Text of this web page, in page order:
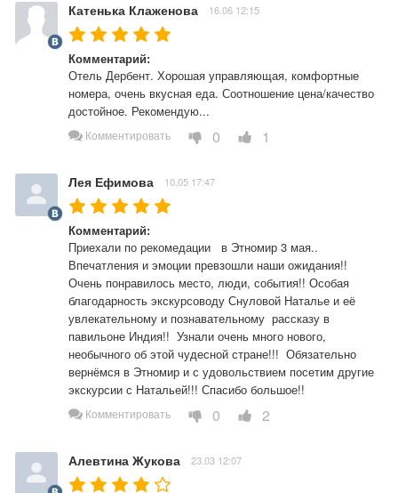
Катенька Клаженова 16.06 12:15
Комментарий:
Отель Дербент. Хорошая управляющая, комфортные
номера, очень вкусная еда. Соотношение цена/качество
достойное. Рекомендую...
Комментировать 0 1
Лея Ефимова 10.05 17:47
Комментарий:
Приехали по рекомедации   в Этномир 3 мая..
Впечатления и эмоции превзошли наши ожидания!!
Очень понравилось место, люди, события!! Особая
благодарность экскурсоводу Снуловой Наталье и её
увлекательному и познавательному  рассказу в
павильоне Индия!!  Узнали очень много нового,
необычного об этой чудесной стране!!!  Обязательно
вернёмся в Этномир и с удовольствием посетим другие
экскурсии с Натальей!!! Спасибо большое!!
Комментировать 0 2
Алевтина Жукова 23.03 12:07